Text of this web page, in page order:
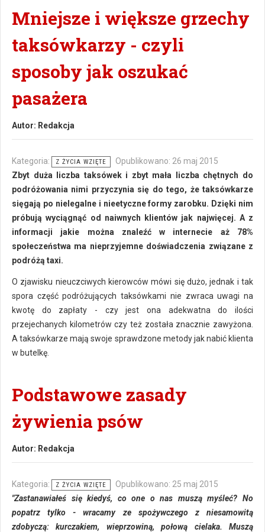
Mniejsze i większe grzechy
taksówkarzy - czyli
sposoby jak oszukać
pasażera
Autor: Redakcja
Kategoria: Z ŻYCIA WZIĘTE
Opublikowano: 26 maj 2015
Zbyt duża liczba taksówek i zbyt mała liczba chętnych do
podróżowania nimi przyczynia się do tego, że taksówkarze
sięgają po nielegalne i nieetyczne formy zarobku. Dzięki nim
próbują wyciągnąć od naiwnych klientów jak najwięcej. A z
informacji jakie można znaleźć w internecie aż 78%
społeczeństwa ma nieprzyjemne doświadczenia związane z
podróżą taxi.
O zjawisku nieuczciwych kierowców mówi się dużo, jednak i tak
spora część podróżujących taksówkami nie zwraca uwagi na
kwotę do zapłaty - czy jest ona adekwatna do ilości
przejechanych kilometrów czy też została znacznie zawyżona.
A taksówkarze mają swoje sprawdzone metody jak nabić klienta
w butelkę.
Podstawowe zasady
żywienia psów
Autor: Redakcja
Kategoria: Z ŻYCIA WZIĘTE
Opublikowano: 25 maj 2015
"Zastanawiałeś się kiedyś, co one o nas muszą myśleć? No
popatrz tylko - wracamy ze spożywczego z niesamowitą
zdobyczą: kurczakiem, wieprzowiną, połową cielaka. Muszą